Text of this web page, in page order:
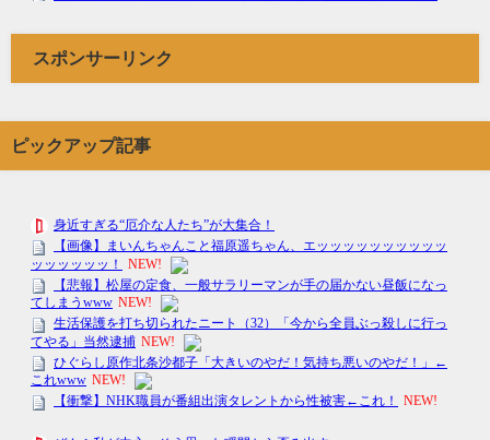
スポンサーリンク
ピックアップ記事